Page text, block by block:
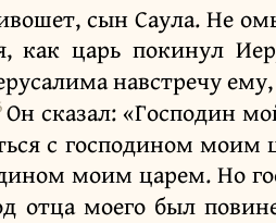
сын Саула. Не
царь покинул
навстречу
Он сказал: «Господин
с господином моим
моим царем. Но
отца моего был